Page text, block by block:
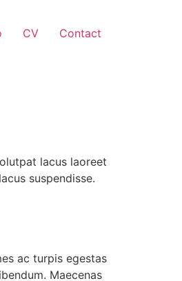
CV Contact
lacus laoreet
suspendisse.
ac turpis egestas
Maecenas